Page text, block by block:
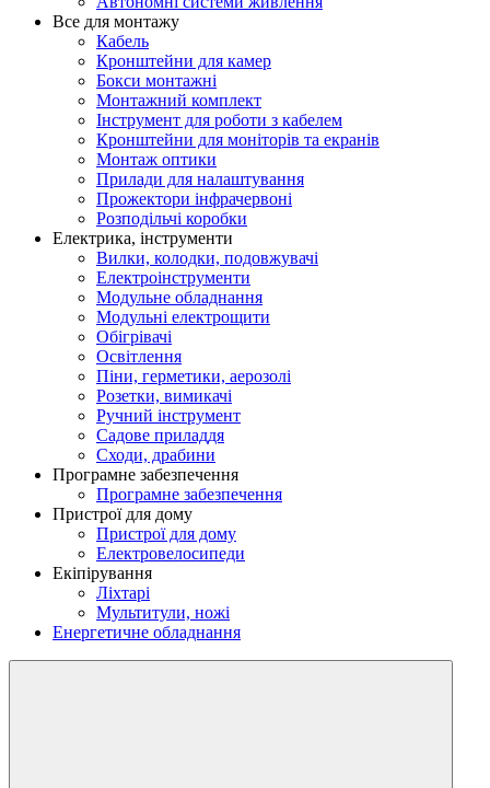
Все для монтажу
Кабель
Кронштейни для камер
Бокси монтажні
Монтажний комплект
Інструмент для роботи з кабелем
Кронштейни для моніторів та екранів
Монтаж оптики
Прилади для налаштування
Прожектори інфрачервоні
Розподільчі коробки
Електрика, інструменти
Вилки, колодки, подовжувачі
Електроінструменти
Модульне обладнання
Модульні електрощити
Обігрівачі
Освітлення
Піни, герметики, аерозолі
Розетки, вимикачі
Ручний інструмент
Садове приладдя
Сходи, драбини
Програмне забезпечення
Програмне забезпечення
Пристрої для дому
Пристрої для дому
Електровелосипеди
Екіпірування
Ліхтарі
Мультитули, ножі
Енергетичне обладнання